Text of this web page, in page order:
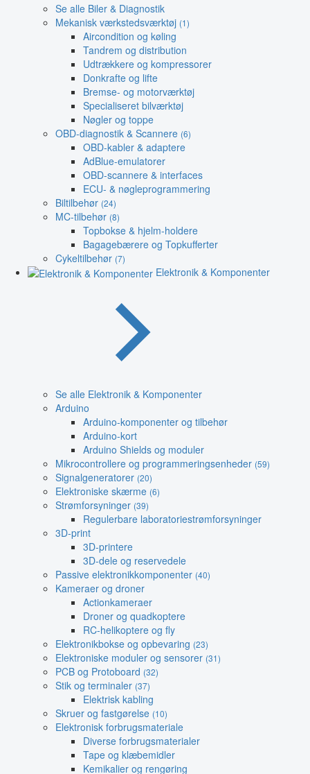
Se alle Biler & Diagnostik
Mekanisk værkstedsværktøj (1)
Aircondition og køling
Tandrem og distribution
Udtrækkere og kompressorer
Donkrafte og lifte
Bremse- og motorværktøj
Specialiseret bilværktøj
Nøgler og toppe
OBD-diagnostik & Scannere (6)
OBD-kabler & adaptere
AdBlue-emulatorer
OBD-scannere & interfaces
ECU- & nøgleprogrammering
Biltilbehør (24)
MC-tilbehør (8)
Topbokse & hjelm-holdere
Bagagebærere og Topkufferter
Cykeltilbehør (7)
Elektronik & Komponenter
Se alle Elektronik & Komponenter
Arduino
Arduino-komponenter og tilbehør
Arduino-kort
Arduino Shields og moduler
Mikrocontrollere og programmeringsenheder (59)
Signalgeneratorer (20)
Elektroniske skærme (6)
Strømforsyninger (39)
Regulerbare laboratoriestrømforsyninger
3D-print
3D-printere
3D-dele og reservedele
Passive elektronikkomponenter (40)
Kameraer og droner
Actionkameraer
Droner og quadkoptere
RC-helikoptere og fly
Elektronikbokse og opbevaring (23)
Elektroniske moduler og sensorer (31)
PCB og Protoboard (32)
Stik og terminaler (37)
Elektrisk kabling
Skruer og fastgørelse (10)
Elektronisk forbrugsmateriale
Diverse forbrugsmaterialer
Tape og klæbemidler
Kemikalier og rengøring